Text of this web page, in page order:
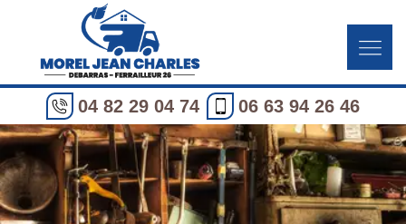
04 82 29 04 74 06 63 94 26 46